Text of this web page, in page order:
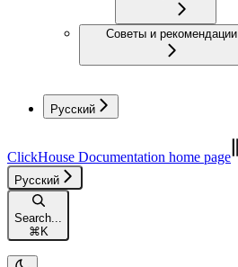
Советы и рекомендации
Русский
ClickHouse Documentation home page
Русский
Search...
⌘ K